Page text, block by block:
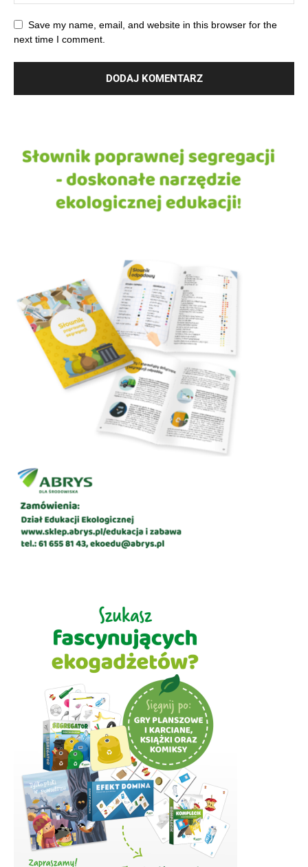
Save my name, email, and website in this browser for the
next time I comment.